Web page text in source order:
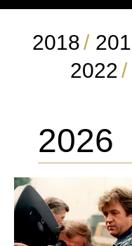
2018/
2022/
2026